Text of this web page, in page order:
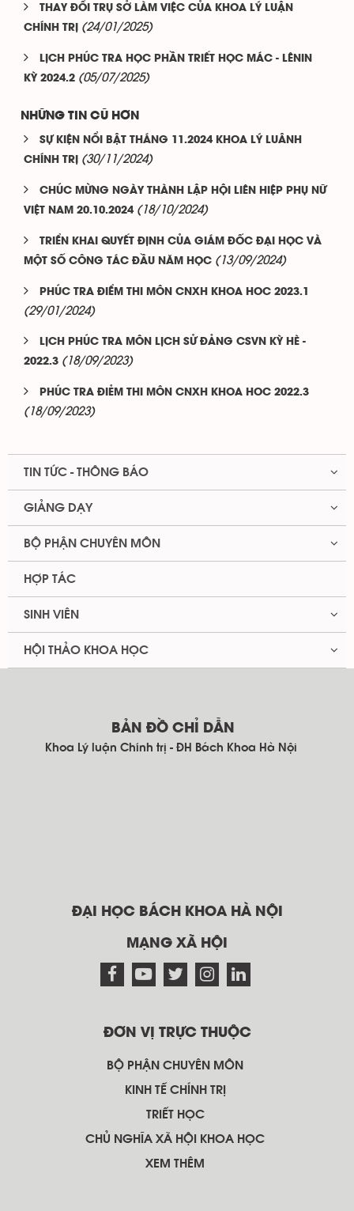
THAY ĐỔI TRỤ SỞ LÀM VIỆC CỦA KHOA LÝ LUẬN
CHÍNH TRỊ
(24/01/2025)
LỊCH PHÚC TRA HỌC PHẦN TRIẾT HỌC MÁC - LÊNIN
KỲ 2024.2 (05/07/2025)
NHỮNG TIN CŨ HƠN
SỰ KIỆN NỔI BẬT THÁNG 11.2024 KHOA LÝ LUÂNH
CHÍNH TRỊ
(30/11/2024)
CHÚC MỪNG NGÀY THÀNH LẬP HỘI LIÊN HIỆP PHỤ NỮ
VIỆT NAM 20.10.2024 (18/10/2024)
TRIỂN KHAI QUYẾT ĐỊNH CỦA GIÁM ĐỐC ĐẠI HỌC VÀ
MỘT SỐ CÔNG TÁC ĐẦU NĂM HỌC (13/09/2024)
PHÚC TRA ĐIỂM THI MÔN CNXH KHOA HOC 2023.1
(29/01/2024)
LỊCH PHÚC TRA MÔN LỊCH SỬ ĐẢNG CSVN KỲ HÈ -
2022.3 (18/09/2023)
PHÚC TRA ĐIẺM THI MÔN CNXH KHOA HOC 2022.3
(18/09/2023)
TIN TỨC - THÔNG BÁO
GIẢNG DẠY
BỘ PHẬN CHUYÊN MÔN
HỢP TÁC
SINH VIÊN
HỘI THẢO KHOA HỌC
BẢN ĐỒ CHỈ DẪN
Khoa Lý luận Chính trị - ĐH Bách Khoa Hà Nội
ĐẠI HỌC BÁCH KHOA HÀ NỘI
MẠNG XÃ HỘI
ĐƠN VỊ TRỰC THUỘC
BỘ PHẬN CHUYÊN MÔN
KINH TẾ CHÍNH TRỊ
TRIẾT HỌC
CHỦ NGHĨA XÃ HỘI KHOA HỌC
XEM THÊM